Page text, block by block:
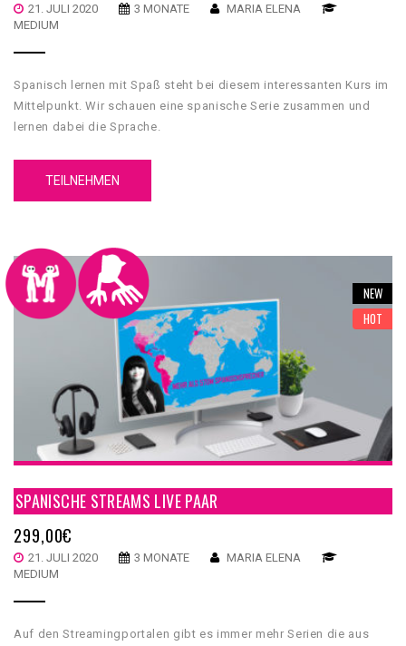
21. JULI 2020 3 MONATE
MARIA ELENA
MEDIUM
Spanisch lernen mit Spaß steht bei diesem interessanten Kurs im
Mittelpunkt. Wir schauen eine spanische Serie zusammen und
lernen dabei die Sprache.
TEILNEHMEN
NEW
HOT
SPANISCHE STREAMS LIVE PAAR
299,00€
21. JULI 2020 3 MONATE
MARIA ELENA
MEDIUM
Auf den Streamingportalen gibt es immer mehr Serien die aus